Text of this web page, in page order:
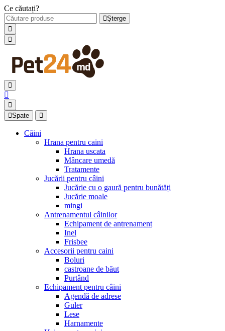
Ce căutați?
Șterge
Spate
Câini
Hrana pentru caini
Hrana uscata
Mâncare umedă
Tratamente
Jucării pentru câini
Jucărie cu o gaură pentru bunătăți
Jucărie moale
mingi
Antrenamentul câinilor
Echipament de antrenament
Inel
Frisbee
Accesorii pentru caini
Boluri
castroane de băut
Purtând
Echipament pentru câini
Agendă de adrese
Guler
Lese
Harnamente